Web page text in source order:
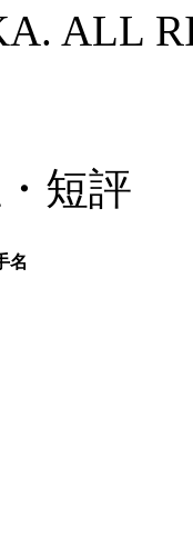
ALL
短評
名